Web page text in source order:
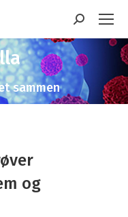
Search:
sammen
og